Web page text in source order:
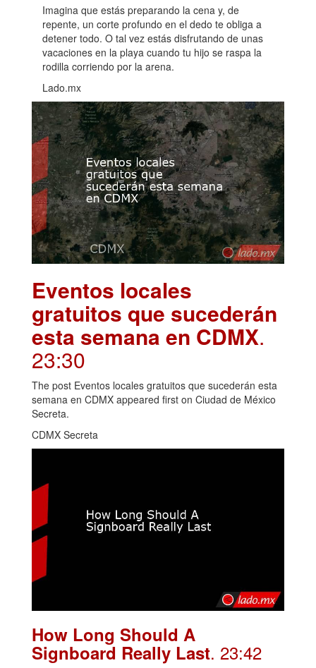
Imagina que estás preparando la cena y, de
repente, un corte profundo en el dedo te obliga a
detener todo. O tal vez estás disfrutando de unas
vacaciones en la playa cuando tu hijo se raspa la
rodilla corriendo por la arena.
Lado.mx
Eventos locales
gratuitos que sucederán
esta semana en CDMX.
23:30
The post Eventos locales gratuitos que sucederán esta
semana en CDMX appeared first on Ciudad de México
Secreta.
CDMX Secreta
How Long Should A
Signboard Really Last. 23:42